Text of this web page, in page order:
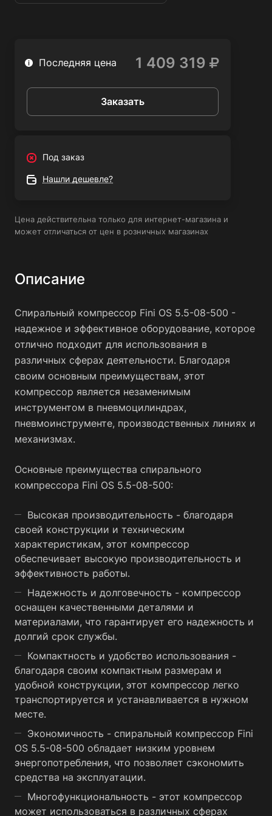
Последняя цена 1 409 319
Заказать
Под заказ
Нашли дешевле?
Цена действительна только для интернет-магазина и
может отличаться от цен в розничных магазинах
Описание
Спиральный компрессор Fini OS 5.5-08-500 -
надежное и эффективное оборудование, которое
отлично подходит для использования в
различных сферах деятельности. Благодаря
своим основным преимуществам, этот
компрессор является незаменимым
инструментом в пневмоцилиндрах,
пневмоинструменте, производственных линиях и
механизмах.
Основные преимущества спирального
компрессора Fini OS 5.5-08-500:
Высокая производительность - благодаря
своей конструкции и техническим
характеристикам, этот компрессор
обеспечивает высокую производительность и
эффективность работы.
Надежность и долговечность - компрессор
оснащен качественными деталями и
материалами, что гарантирует его надежность и
долгий срок службы.
Компактность и удобство использования -
благодаря своим компактным размерам и
удобной конструкции, этот компрессор легко
транспортируется и устанавливается в нужном
месте.
Экономичность - спиральный компрессор Fini
OS 5.5-08-500 обладает низким уровнем
энергопотребления, что позволяет сэкономить
средства на эксплуатации.
Многофункциональность - этот компрессор
может использоваться в различных сферах